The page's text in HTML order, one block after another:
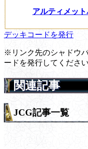
アルティメッ
デッキコードを発行
※リンク先のシャドウ
ードを発行してください
関連記事
JCG記事一覧